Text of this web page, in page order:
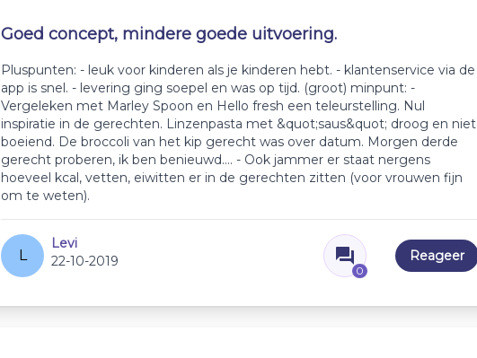
Goed concept, mindere goede uitvoering.
Pluspunten: - leuk voor kinderen als je kinderen hebt. - klantenservice via de
app is snel. - levering ging soepel en was op tijd. (groot) minpunt: -
Vergeleken met Marley Spoon en Hello fresh een teleurstelling. Nul
inspiratie in de gerechten. Linzenpasta met &quot;saus&quot; droog en niet
boeiend. De broccoli van het kip gerecht was over datum. Morgen derde
gerecht proberen, ik ben benieuwd.... - Ook jammer er staat nergens
hoeveel kcal, vetten, eiwitten er in de gerechten zitten (voor vrouwen fijn
om te weten).
L
Levi
22-10-2019
0
Reageer